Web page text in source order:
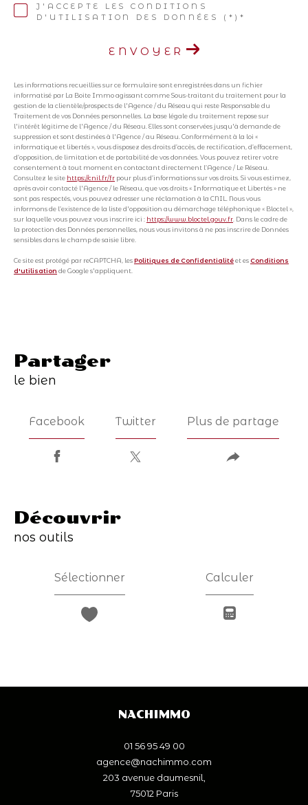
J'ACCEPTE LES CONDITIONS
D'UTILISATION DES DONNÉES (*)*
ENVOYER
Les informations recueillies sur ce formulaire sont enregistrées dans un fichier
informatisé par La Boite Immo agissant comme Sous-traitant du traitement pour la
gestion de la clientèle/prospects de l'Agence / du Réseau qui reste Responsable du
Traitement de vos Données personnelles. La base légale du traitement repose sur
l'intérêt légitime de l'Agence / du Réseau. Elles sont conservées jusqu'à demande de
suppression et sont destinées à l'Agence / au Réseau. Conformément à la loi «
informatique et libertés », vous disposez des droits d’accès, de rectification, d’effacement,
d’opposition, de limitation et de portabilité de vos données. Vous pouvez retirer votre
consentement à tout moment en contactant directement l’Agence / Le Réseau.
Consultez le site https://cnil.fr/fr pour plus d’informations sur vos droits. Si vous estimez,
après avoir contacté l'Agence / le Réseau, que vos droits « Informatique et Libertés » ne
sont pas respectés, vous pouvez adresser une réclamation à la CNIL. Nous vous
informons de l’existence de la liste d'opposition au démarchage téléphonique « Bloctel »,
sur laquelle vous pouvez vous inscrire ici : https://www.bloctel.gouv.fr . Dans le cadre de
la protection des Données personnelles, nous vous invitons à ne pas inscrire de Données
sensibles dans le champ de saisie libre.
Ce site est protégé par reCAPTCHA, lesPolitiques de Confidentialitéet es Conditions
d'utilisation de Google s'appliquent.
partager
le bien
Facebook Twitter Plus de partage
découvrir
nos outils
Sélectionner Calculer
NACHIMMO
01 56 95 49 00
agence@nachimmo.com
203 avenue daumesnil,
75012
paris